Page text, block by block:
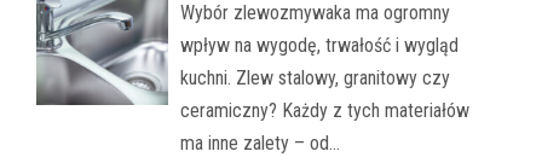
Wybór zlewozmywaka ma ogromny
wpływ na wygodę, trwałość i wygląd
kuchni. Zlew stalowy, granitowy czy
ceramiczny? Każdy z tych materiałów
ma inne zalety – od…